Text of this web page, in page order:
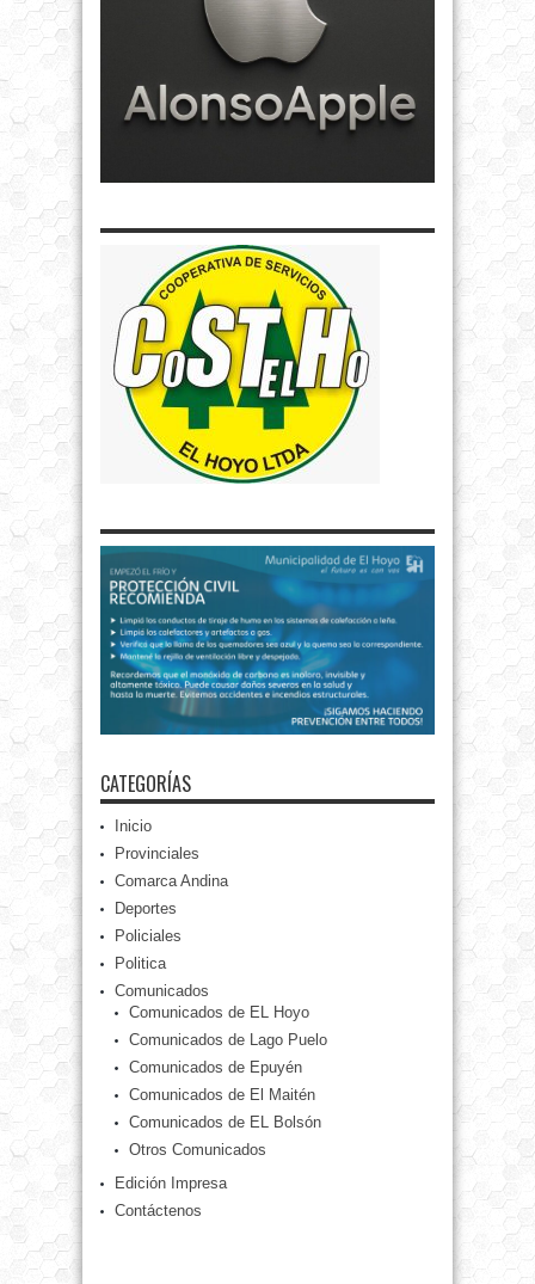
CATEGORÍAS
Inicio
Provinciales
Comarca Andina
Deportes
Policiales
Politica
Comunicados
Comunicados de EL Hoyo
Comunicados de Lago Puelo
Comunicados de Epuyén
Comunicados de El Maitén
Comunicados de EL Bolsón
Otros Comunicados
Edición Impresa
Contáctenos